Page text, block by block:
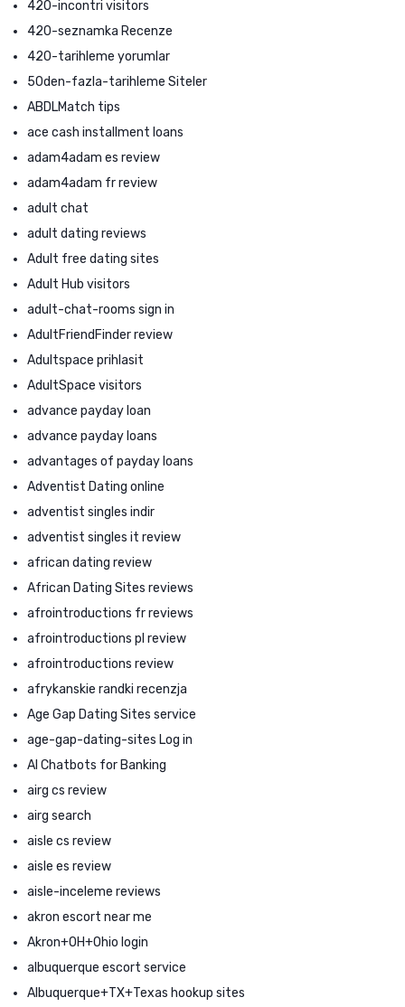
420-incontri visitors
420-seznamka Recenze
420-tarihleme yorumlar
50den-fazla-tarihleme Siteler
ABDLMatch tips
ace cash installment loans
adam4adam es review
adam4adam fr review
adult chat
adult dating reviews
Adult free dating sites
Adult Hub visitors
adult-chat-rooms sign in
AdultFriendFinder review
Adultspace prihlasit
AdultSpace visitors
advance payday loan
advance payday loans
advantages of payday loans
Adventist Dating online
adventist singles indir
adventist singles it review
african dating review
African Dating Sites reviews
afrointroductions fr reviews
afrointroductions pl review
afrointroductions review
afrykanskie randki recenzja
Age Gap Dating Sites service
age-gap-dating-sites Log in
AI Chatbots for Banking
airg cs review
airg search
aisle cs review
aisle es review
aisle-inceleme reviews
akron escort near me
Akron+OH+Ohio login
albuquerque escort service
Albuquerque+TX+Texas hookup sites